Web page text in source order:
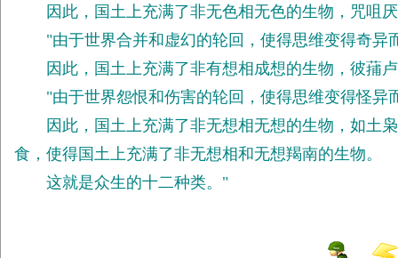
因此，国土上充满了非无色相无色的生物，咒咀
"由于世界合并和虚幻的轮回，使得思维变得奇异
因此，国土上充满了非有想相成想的生物，彼蒱卢
"由于世界怨恨和伤害的轮回，使得思维变得怪异
因此，国土上充满了非无想相无想的生物，如土枭
食，使得国土上充满了非无想相和无想羯南的生物。
这就是众生的十二种类。"